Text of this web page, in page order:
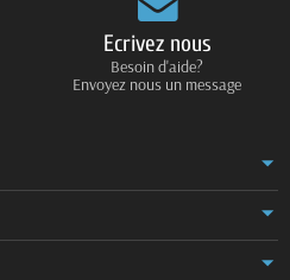
Ecrivez nous
Besoin d'aide?
Envoyez nous un message